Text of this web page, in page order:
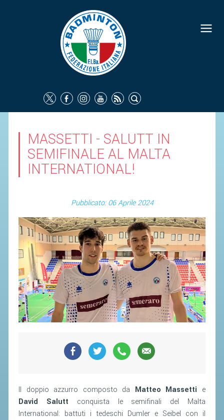
MASSETTI - SALUTT IN
SEMIFINALE AL MALTA
INTERNATIONAL!
Pubblicato: 06 Aprile 2024
Il doppio azzurro composto da Matteo Massetti e
David Salutt conquista le semifinali del Malta
International: battuti i tedeschi Dumler e Seibel con il